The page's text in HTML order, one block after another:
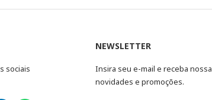
sociais
NEWSLETTER
Insira seu e-mail e receba
novidades e promoções.